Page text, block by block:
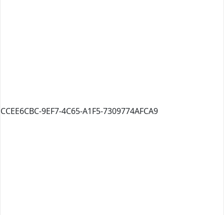
CCEE6CBC-9EF7-4C65-A1F5-7309774AFCA9